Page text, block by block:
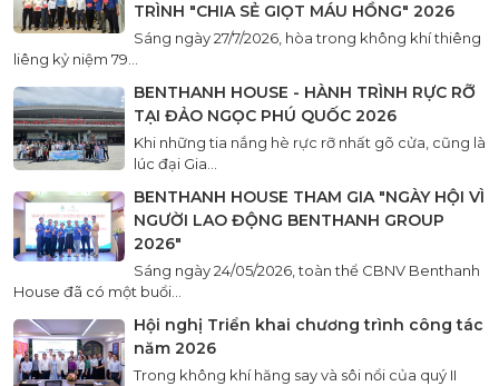
TRÌNH "CHIA SẺ GIỌT MÁU HỒNG" 2026
Sáng ngày 27/7/2026, hòa trong không khí thiêng
liêng kỷ niệm 79...
BENTHANH HOUSE - HÀNH TRÌNH RỰC RỠ
TẠI ĐẢO NGỌC PHÚ QUỐC 2026
Khi những tia nắng hè rực rỡ nhất gõ cửa, cũng là
lúc đại Gia...
BENTHANH HOUSE THAM GIA "NGÀY HỘI VÌ
NGƯỜI LAO ĐỘNG BENTHANH GROUP
2026"
Sáng ngày 24/05/2026, toàn thể CBNV Benthanh
House đã có một buổi...
Hội nghị Triển khai chương trình công tác
năm 2026
Trong không khí hăng say và sôi nổi của quý II